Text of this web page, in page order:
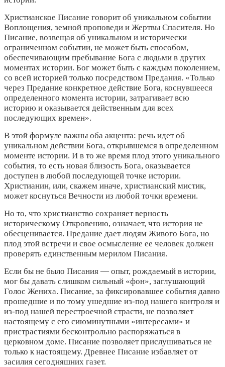
Христианское Писание говорит об уникальном событии
Воплощения, земной проповеди и Жертвы Спасителя. Но
Писание, возвещая об уникальном и исторически
ограниченном событии, не может быть способом,
обеспечивающим пребывание Бога с людьми в других
моментах истории. Бог может быть с каждым поколением,
со всей историей только посредством Предания. «Только
через Предание конкретное действие Бога, коснувшееся
определенного момента истории, затрагивает всю
историю и оказывается действенным для всех
последующих времен».
В этой формуле важны оба акцента: речь идет об
уникальном действии Бога, открывшемся в определенном
моменте истории. И в то же время плод этого уникального
события, то есть новая близость Бога, оказывается
доступен в любой последующей точке истории.
Христианин, или, скажем иначе, христианский мистик,
может коснуться Вечности из любой точки времени.
Но то, что христианство сохраняет верность
историческому Откровению, означает, что история не
обесценивается. Предание дает людям Живого Бога, но
плод этой встречи и свое осмысление ее человек должен
проверять единственным мерилом Писания.
Если бы не было Писания — опыт, рождаемый в истории,
мог бы давать слишком сильный «фон», заглушающий
Голос Жениха. Писание, за фиксировавшее события давно
прошедшие и по тому ушедшие из-под нашего контроля и
из-под нашей перестроечной страсти, не позволяет
настоящему с его сиюминутными «интересами» и
пристрастиями бесконтрольно распоряжаться в
церковном доме. Писание позволяет прислушиваться не
только к настоящему. Древнее Писание избавляет от
засилия сегодняшних газет.